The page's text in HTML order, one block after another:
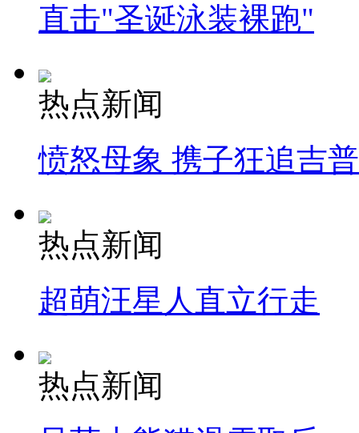
直击"圣诞泳装裸跑"
热点新闻
愤怒母象 携子狂追吉
热点新闻
超萌汪星人直立行走
热点新闻